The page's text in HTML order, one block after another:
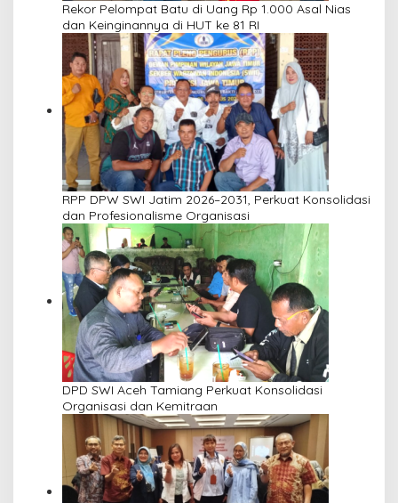
Rekor Pelompat Batu di Uang Rp 1.000 Asal Nias
dan Keinginannya di HUT ke 81 RI
RPP DPW SWI Jatim 2026–2031, Perkuat Konsolidasi
dan Profesionalisme Organisasi
DPD SWI Aceh Tamiang Perkuat Konsolidasi
Organisasi dan Kemitraan